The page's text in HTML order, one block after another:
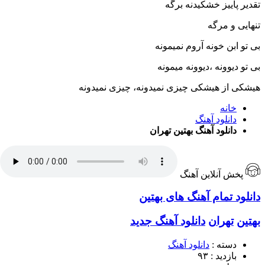
تقدیر پاییز خشکیدنه برگه
تنهایی و مرگه
بی تو ابن خونه آروم نمیمونه
بی تو دیوونه ،دیوونه میمونه
هیشکی از هیشکی چیزی نمیدونه، چیزی نمیدونه
خانه
دانلود آهنگ
دانلود آهنگ بهتین تهران
پخش آنلاین آهنگ
دانلود تمام آهنگ های بهتین
بهتین تهران دانلود آهنگ جدید
دسته : دانلود آهنگ
بازدید : ۹۳